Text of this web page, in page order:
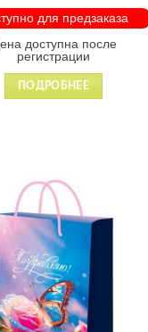
для предзаказа
доступна после
регистрации
ПОДРОБНЕЕ
Добавить